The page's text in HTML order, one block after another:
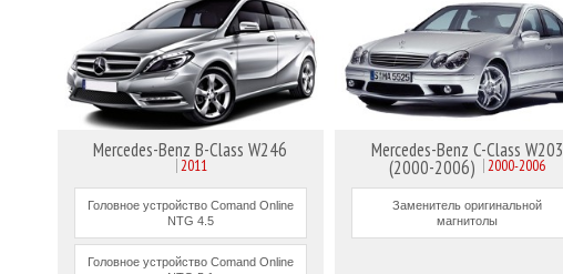
Mercedes-Benz B-Class W246
2011
Головное устройство Comand Online
NTG 4.5
Головное устройство Comand Online
Mercedes-Benz C-Class W203
(2000-2006) 2000-2006
Заменитель оригинальной
магнитолы